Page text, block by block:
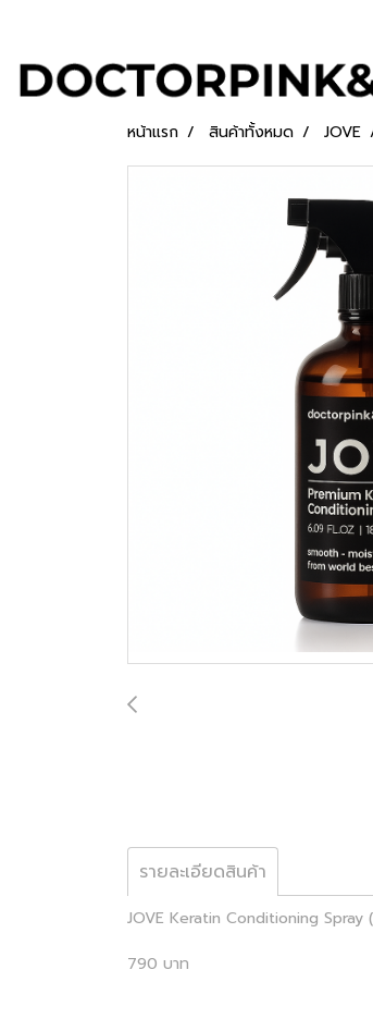
หน้าแรก สินค้าทั้งหมด JOVE
รายละเอียดสินค้า
JOVE Keratin Conditioning Spray
790 บาท